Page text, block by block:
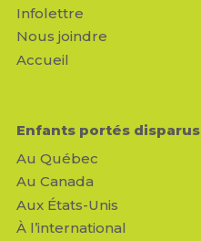
Infolettre
Nous joindre
Accueil
Enfants portés disparus
Au Québec
Au Canada
Aux États-Unis
À l’international